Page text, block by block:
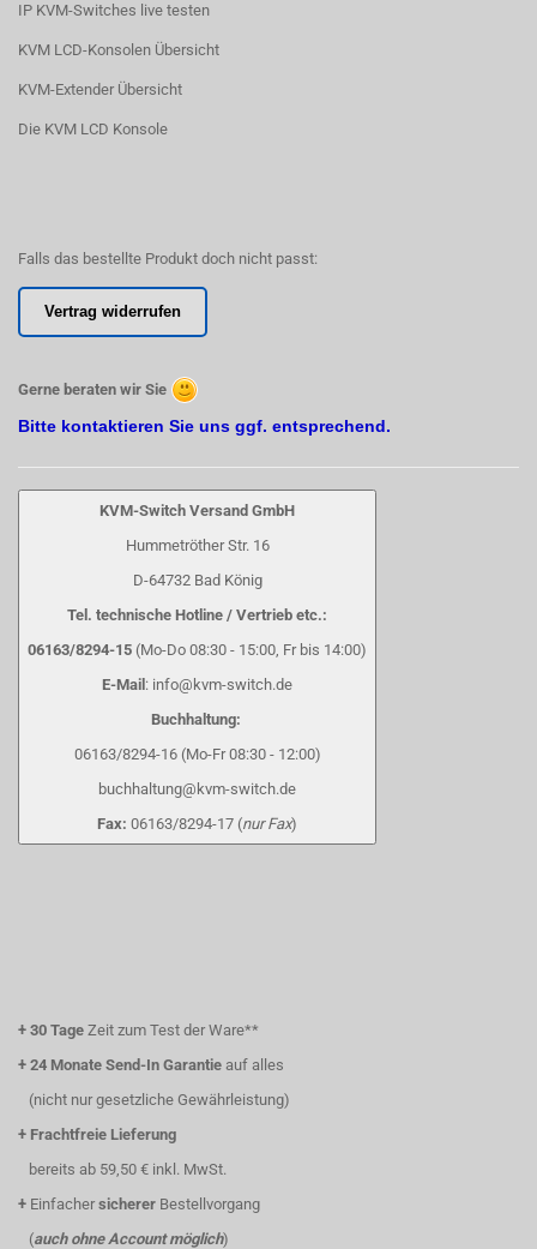
IP KVM-Switches live testen
KVM LCD-Konsolen Übersicht
KVM-Extender Übersicht
Die KVM LCD Konsole
Falls das bestellte Produkt doch nicht passt:
Vertrag widerrufen
Gerne beraten wir Sie
Bitte kontaktieren Sie uns ggf. entsprechend.
KVM-Switch Versand GmbH
Hummetröther Str. 16
D-64732 Bad König
Tel. technische Hotline / Vertrieb etc.:
06163/8294-15 (Mo-Do 08:30 - 15:00, Fr bis 14:00)
E-Mail : info@kvm-switch.de
Buchhaltung:
06163/8294-16 (Mo-Fr 08:30 - 12:00)
buchhaltung@kvm-switch.de
Fax: 06163/8294-17 (nur Fax)
+ 30 Tage Zeit zum Test der Ware**
+ 24 Monate Send-In Garantie auf alles
(nicht nur gesetzliche Gewährleistung)
+ Frachtfreie Lieferung
bereits ab 59,50 € inkl. MwSt.
+ Einfacher sicherer Bestellvorgang
(auch ohne Account möglich)